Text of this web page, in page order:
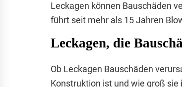
Leckagen können Bauschäden
führt seit mehr als 15 Jahren
Leckagen, die
Ob Leckagen Bauschäden
Konstruktion ist und wie groß sie